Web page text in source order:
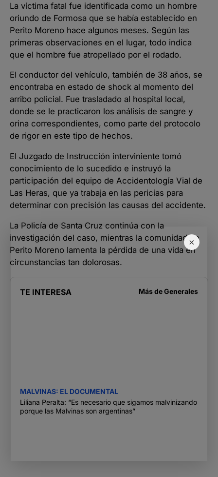
×
La víctima fatal fue identificada como un hombre
oriundo de Formosa que se había establecido en
Perito Moreno hace algunos meses. Según las
primeras observaciones en el lugar, todo indica
que el hombre fue atropellado por el rodado.
El conductor del vehículo, también de 38 años, se
encontraba en estado de shock al momento del
arribo policial. Fue trasladado al hospital local,
donde se le practicaron los análisis de sangre y
orina correspondientes, como parte del protocolo
de rigor en este tipo de hechos.
El Juzgado de Instrucción interviniente tomó
conocimiento de lo sucedido e instruyó la
participación del equipo de Accidentología Vial de
Las Heras, que ya trabaja en las pericias para
determinar con precisión las causas del accidente.
La Policía de Santa Cruz continúa con la
investigación del caso, mientras la comunidad de
Perito Moreno lamenta la pérdida de una vida en
circunstancias tan dolorosas.
TE INTERESA Más deGenerales
MALVINAS: EL DOCUMENTAL
Liliana Peralta: “Es necesario que sigamos malvinizando
porque las Malvinas son argentinas”